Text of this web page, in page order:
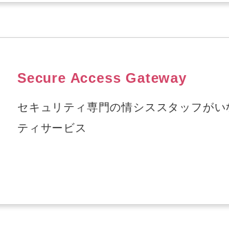
Secure Access Gateway
セキュリティ専門の情シススタッフが
ティサービス